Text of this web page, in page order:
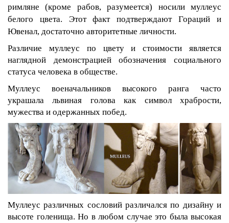
римляне (кроме рабов, разумеется) носили муллеус
белого цвета. Этот факт подтверждают Гораций и
Ювенал, достаточно авторитетные личности.
Различие муллеус по цвету и стоимости является
наглядной демонстрацией обозначения социального
статуса человека в обществе.
Муллеус военачальников высокого ранга часто
украшала львиная голова как символ храбрости,
мужества и одержанных побед.
Муллеус различных сословий различался по дизайну и
высоте голенища. Но в любом случае это была высокая